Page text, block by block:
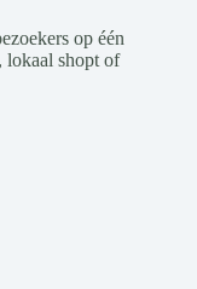
op één
lokaal shopt of